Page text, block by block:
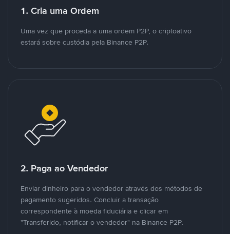
1. Cria uma Ordem
Uma vez que proceda a uma ordem P2P, o criptoativo
estará sobre custódia pela Binance P2P.
2. Paga ao Vendedor
Enviar dinheiro para o vendedor através dos métodos de
pagamento sugeridos. Concluir a transação
correspondente à moeda fiduciária e clicar em
"Transferido, notificar o vendedor" na Binance P2P.